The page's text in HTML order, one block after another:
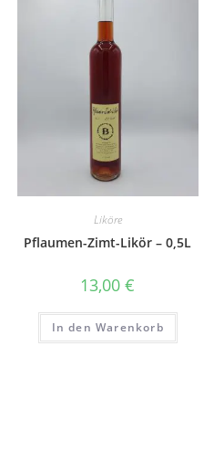
Liköre
Pflaumen-Zimt-Likör – 0,5L
13,00€
In den Warenkorb